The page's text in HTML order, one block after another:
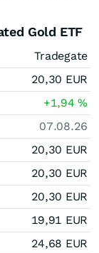
Gold ETF
Tradegate
20,30 EUR
+1,94%
07.08.26
20,30 EUR
20,30 EUR
20,30 EUR
19,91 EUR
24,68 EUR